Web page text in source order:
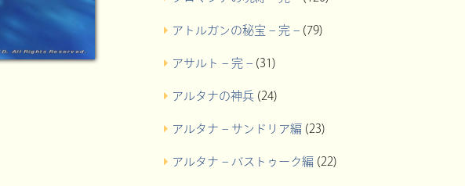
アトルガンの秘宝 – 完 –(79)
アサルト – 完 –(31)
アルタナの神兵(24)
アルタナ – サンドリア編 (23)
アルタナ – バストゥーク編 (22)